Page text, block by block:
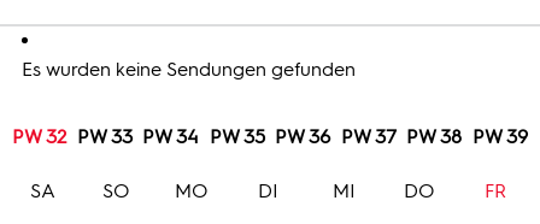
Meldungen
Programm
Es wurden keine Sendungen gefunden
PW 32 PW 33 PW 34 PW 35 PW 36 PW 37 PW 38 PW 39
SA SO MO DI MI DO FR